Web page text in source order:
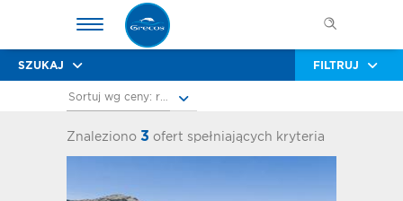
SZUKAJ FILTRUJ
Znaleziono 3 ofert spełniających kryteria
Sortuj wg ceny: rosnąco